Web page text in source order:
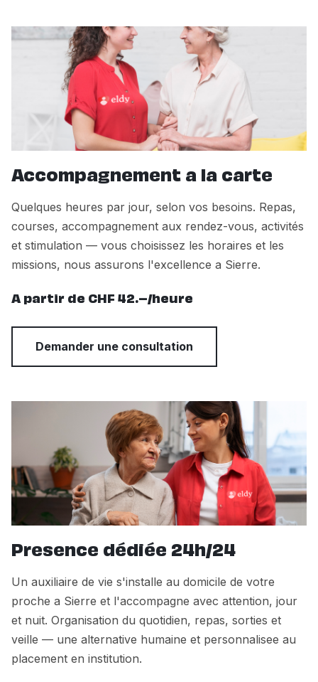
Accompagnement a la carte
Quelques heures par jour, selon vos besoins. Repas,
courses, accompagnement aux rendez-vous, activités
et stimulation — vous choisissez les horaires et les
missions, nous assurons l'excellence a Sierre.
A partir de CHF 42.–/heure
Demander une consultation
Presence dédiée 24h/24
Un auxiliaire de vie s'installe au domicile de votre
proche a Sierre et l'accompagne avec attention, jour
et nuit. Organisation du quotidien, repas, sorties et
veille — une alternative humaine et personnalisee au
placement en institution.